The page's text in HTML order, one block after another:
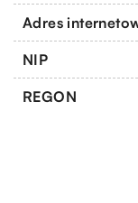
Adres
NIP
REGON